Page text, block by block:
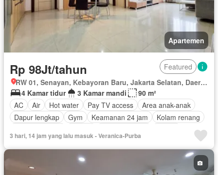
Apartemen
Rp 98Jt/tahun
Featured
RW 01, Senayan, Kebayoran Baru, Jakarta Selatan, Daerah Khusus Ibukota Jakarta
4 Kamar tidur
3 Kamar mandi
90 m²
AC
Air Hot water Pay TV access
Area anak-anak
Dapur lengkap
Gym Keamanan 24 jam
Kolam renang
Berperabot lengkap
3 hari, 14 jam yang lalu masuk - Veranica-Purba